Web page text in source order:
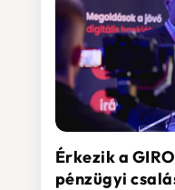
Érkezik a
pénzügyi